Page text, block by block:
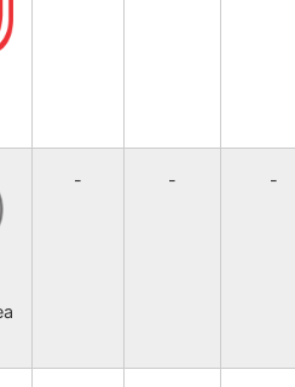
- - -